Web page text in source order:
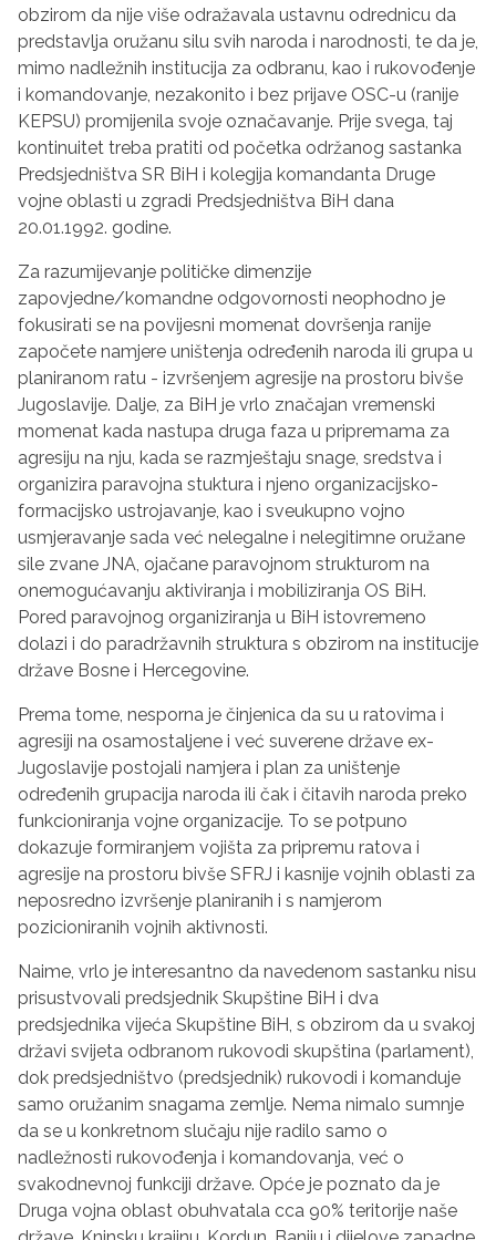
obzirom da nije više odražavala ustavnu odrednicu da
predstavlja oružanu silu svih naroda i narodnosti, te da je,
mimo nadležnih institucija za odbranu, kao i rukovođenje
i komandovanje, nezakonito i bez prijave OSC-u (ranije
KEPSU) promijenila svoje označavanje. Prije svega, taj
kontinuitet treba pratiti od početka održanog sastanka
Predsjedništva SR BiH i kolegija komandanta Druge
vojne oblasti u zgradi Predsjedništva BiH dana
20.01.1992. godine.
Za razumijevanje političke dimenzije
zapovjedne/komandne odgovornosti neophodno je
fokusirati se na povijesni momenat dovršenja ranije
započete namjere uništenja određenih naroda ili grupa u
planiranom ratu - izvršenjem agresije na prostoru bivše
Jugoslavije. Dalje, za BiH je vrlo značajan vremenski
momenat kada nastupa druga faza u pripremama za
agresiju na nju, kada se razmještaju snage, sredstva i
organizira paravojna stuktura i njeno organizacijsko-
formacijsko ustrojavanje, kao i sveukupno vojno
usmjeravanje sada već nelegalne i nelegitimne oružane
sile zvane JNA, ojačane paravojnom strukturom na
onemogućavanju aktiviranja i mobiliziranja OS BiH.
Pored paravojnog organiziranja u BiH istovremeno
dolazi i do paradržavnih struktura s obzirom na institucije
države Bosne i Hercegovine.
Prema tome, nesporna je činjenica da su u ratovima i
agresiji na osamostaljene i već suverene države ex-
Jugoslavije postojali namjera i plan za uništenje
određenih grupacija naroda ili čak i čitavih naroda preko
funkcioniranja vojne organizacije. To se potpuno
dokazuje formiranjem vojišta za pripremu ratova i
agresije na prostoru bivše SFRJ i kasnije vojnih oblasti za
neposredno izvršenje planiranih i s namjerom
pozicioniranih vojnih aktivnosti.
Naime, vrlo je interesantno da navedenom sastanku nisu
prisustvovali predsjednik Skupštine BiH i dva
predsjednika vijeća Skupštine BiH, s obzirom da u svakoj
državi svijeta odbranom rukovodi skupština (parlament),
dok predsjedništvo (predsjednik) rukovodi i komanduje
samo oružanim snagama zemlje. Nema nimalo sumnje
da se u konkretnom slučaju nije radilo samo o
nadležnosti rukovođenja i komandovanja, već o
svakodnevnoj funkciji države. Opće je poznato da je
Druga vojna oblast obuhvatala cca 90% teritorije naše